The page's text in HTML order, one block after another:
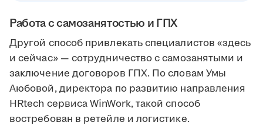
Работа с самозанятостью и ГПХ
Другой способ привлекать специалистов «здесь
и сейчас» — сотрудничество с самозанятыми и
заключение договоров ГПХ. По словам Умы
Аюбовой, директора по развитию направления
HRtech сервиса WinWork, такой способ
востребован в ретейле и логистике.